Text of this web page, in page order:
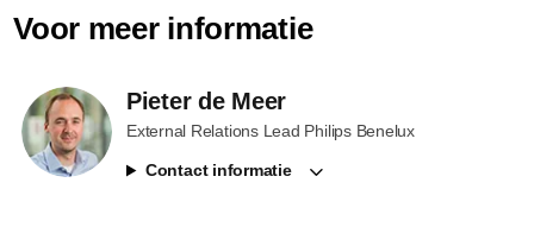
Voor meer informatie
Pieter de Meer
External Relations Lead Philips Benelux
Contact informatie